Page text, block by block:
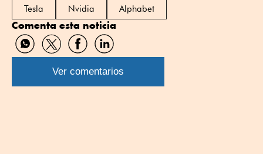
Tesla
Nvidia Alphabet
Comenta esta noticia
Compartir
por
WhatsApp
Compartir
por
Twitter
Compartir
por
Facebook
Compartir
por
Linkedin
Ver comentarios